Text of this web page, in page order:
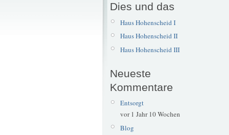
Dies und das
Haus Hohenscheid I
Haus Hohenscheid II
Haus Hohenscheid III
Neueste
Kommentare
Entsorgt
vor 1 Jahr 10 Wochen
Blog